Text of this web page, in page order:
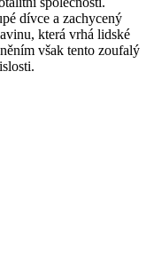
dívce a zachycený
která vrhá lidské
však tento zoufalý